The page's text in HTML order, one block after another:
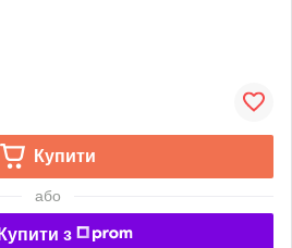
Купити
або
Купити з